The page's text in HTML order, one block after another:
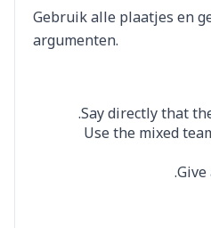
Gebruik alle plaatjes en
argumenten.
Say directly that
Use the mixed